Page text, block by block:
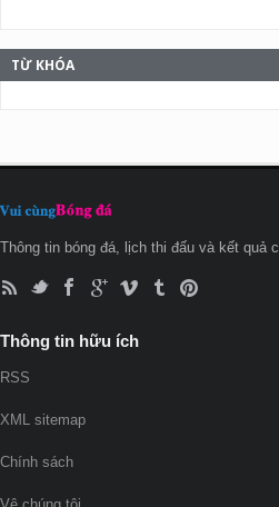
TỪ KHÓA
Thông tin bóng đá, lịch thi đấu và kết quả
Thông tin hữu ích
RSS
XML sitemap
Chính sách